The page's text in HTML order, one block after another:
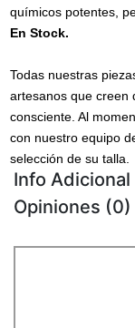
químicos potentes,
En Stock.
Todas nuestras
artesanos que creen
consciente. Al
con nuestro equipo
selección de su talla.
Info Adicional
Opiniones (0)